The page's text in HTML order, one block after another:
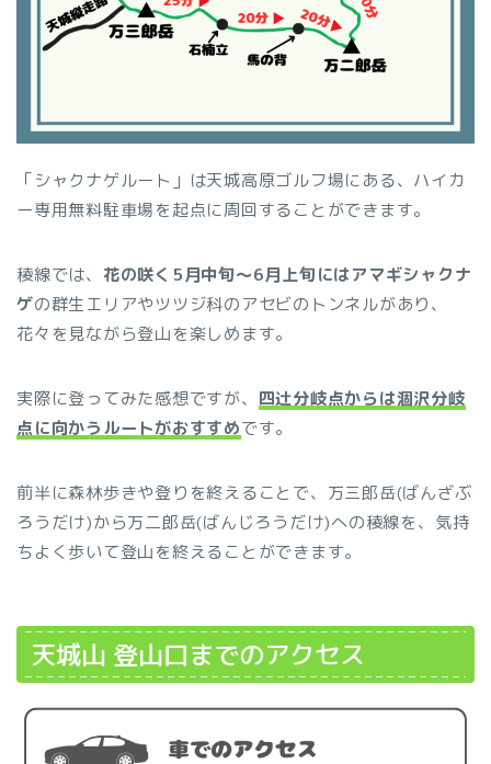
「シャクナゲルート」は天城高原ゴルフ場にある、ハイカ
ー専用無料駐車場を起点に周回することができます。
稜線では、 花の咲く5月中旬〜6月上旬にはアマギシャクナ
ゲの群生エリアやツツジ科のアセビのトンネルがあり、
花々を見ながら登山を楽しめます。
実際に登ってみた感想ですが、 四辻分岐点からは涸沢分岐
点に向かうルートがおすすめです。
前半に森林歩きや登りを終えることで、万三郎岳(ばんざぶ
ろうだけ)から万二郎岳(ばんじろうだけ)への稜線を、気持
ちよく歩いて登山を終えることができます。
天城山 登山口までのアクセス